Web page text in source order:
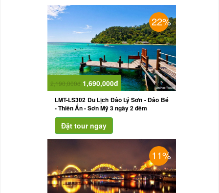
22%
2,190,000đ 1,690,000đ
LMT-LS302 Du Lịch Đảo Lý Sơn - Đảo Bé
- Thiên Ấn - Sơn Mỹ 3 ngày 2 đêm
11%